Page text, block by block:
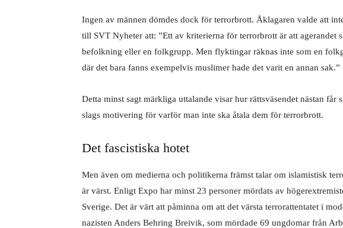
Ingen av männen dömdes dock för terrorbrott. Åklagaren valde att
till SVT Nyheter att: ”Ett av kriterierna för terrorbrott är att agerandet
befolkning eller en folkgrupp. Men flyktingar räknas inte som en
där det bara fanns exempelvis muslimer hade det varit en annan sak.”
Detta minst sagt märkliga uttalande visar hur rättsväsendet nästan
slags motivering för varför man inte ska åtala dem för terrorbrott.
Det fascistiska hotet
Men även om medierna och politikerna främst talar om islamistisk
är värst. Enligt Expo har minst 23 personer mördats av
Sverige. Det är värt att påminna om att det värsta terrorattentatet i
nazisten Anders Behring Breivik, som mördade 69 ungdomar från